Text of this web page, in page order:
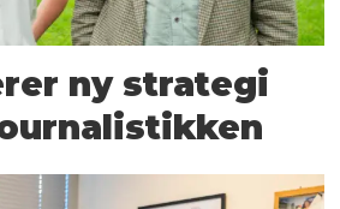
ny strategi